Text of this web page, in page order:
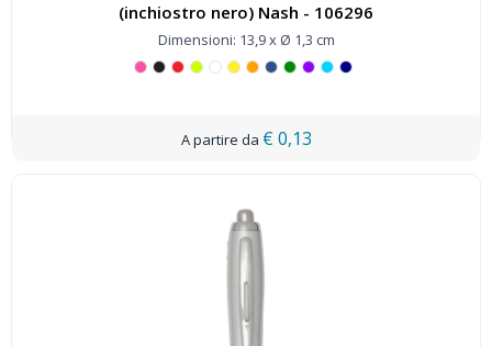
(inchiostro nero) Nash - 106296
Dimensioni: 13,9 x Ø 1,3 cm
€ 0,13